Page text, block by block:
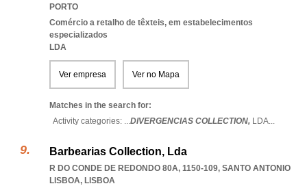
PORTO
Comércio a retalho de têxteis, em estabelecimentos
especializados
LDA
Ver empresa Ver no Mapa
Matches in the search for:
Activity categories: ...DIVERGENCIAS COLLECTION, LDA...
Barbearias Collection, Lda
R DO CONDE DE REDONDO 80A, 1150-109, SANTO ANTONIO
LISBOA, LISBOA